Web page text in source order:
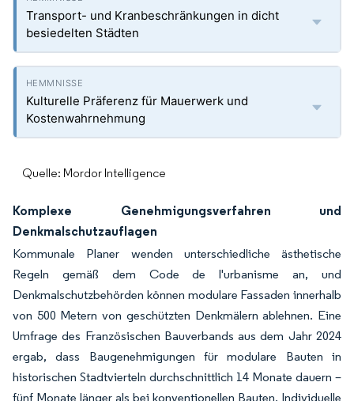
Transport- und Kranbeschränkungen in dicht
besiedelten Städten
Kulturelle Präferenz für Mauerwerk und
Kostenwahrnehmung
Quelle: Mordor Intelligence
Komplexe Genehmigungsverfahren und
Denkmalschutzauflagen
Kommunale Planer wenden unterschiedliche ästhetische
Regeln gemäß dem Code de l'urbanisme an, und
Denkmalschutzbehörden können modulare Fassaden innerhalb
von 500 Metern von geschützten Denkmälern ablehnen. Eine
Umfrage des Französischen Bauverbands aus dem Jahr 2024
ergab, dass Baugenehmigungen für modulare Bauten in
historischen Stadtvierteln durchschnittlich 14 Monate dauern –
fünf Monate länger als bei konventionellen Bauten. Individuelle